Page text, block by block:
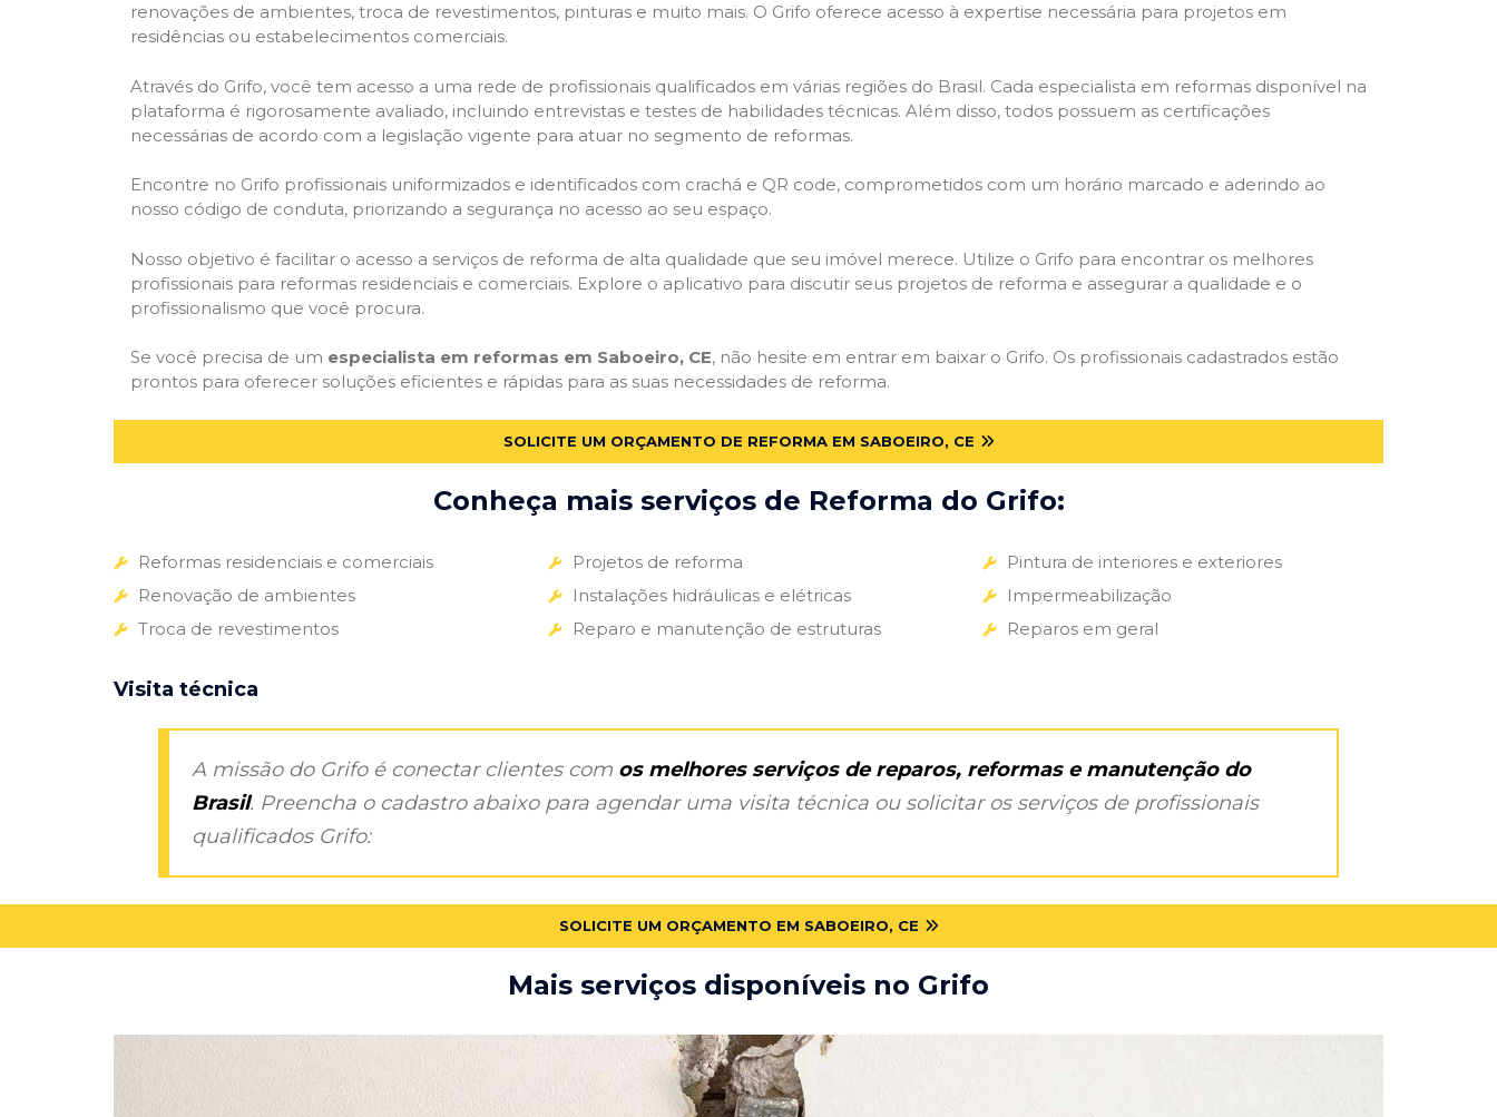
renovações de ambientes, troca de revestimentos, pinturas e muito mais. O Grifo oferece acesso à expertise necessária para projetos em
residências ou estabelecimentos comerciais.
Através do Grifo, você tem acesso a uma rede de profissionais qualificados em várias regiões do Brasil. Cada especialista em reformas disponível na
plataforma é rigorosamente avaliado, incluindo entrevistas e testes de habilidades técnicas. Além disso, todos possuem as certificações
necessárias de acordo com a legislação vigente para atuar no segmento de reformas.
Encontre no Grifo profissionais uniformizados e identificados com crachá e QR code, comprometidos com um horário marcado e aderindo ao
nosso código de conduta, priorizando a segurança no acesso ao seu espaço.
Nosso objetivo é facilitar o acesso a serviços de reforma de alta qualidade que seu imóvel merece. Utilize o Grifo para encontrar os melhores
profissionais para reformas residenciais e comerciais. Explore o aplicativo para discutir seus projetos de reforma e assegurar a qualidade e o
profissionalismo que você procura.
Se você precisa de um especialista em reformas em Saboeiro, CE, não hesite em entrar em baixar o Grifo. Os profissionais cadastrados estão
prontos para oferecer soluções eficientes e rápidas para as suas necessidades de reforma.
SOLICITE UM ORÇAMENTO DE REFORMA EM SABOEIRO, CE
Conheça mais serviços de Reforma do Grifo:
Reformas residenciais e comerciais
Renovação de ambientes
Troca de revestimentos
Projetos de reforma
Instalações hidráulicas e elétricas
Reparo e manutenção de estruturas
Pintura de interiores e exteriores
Impermeabilização
Reparos em geral
Visita técnica
A missão do Grifo é conectar clientes com os melhores serviços de reparos, reformas e manutenção do
Brasil. Preencha o cadastro abaixo para agendar uma visita técnica ou solicitar os serviços de profissionais
qualificados Grifo:
SOLICITE UM ORÇAMENTO EM SABOEIRO, CE
Mais serviços disponíveis no Grifo